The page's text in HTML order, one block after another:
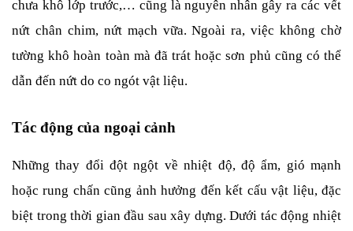
chưa khô lớp trước,… cũng là nguyên nhân gây ra các vết
nứt chân chim, nứt mạch vữa. Ngoài ra, việc không chờ
tường khô hoàn toàn mà đã trát hoặc sơn phủ cũng có thể
dẫn đến nứt do co ngót vật liệu.
Tác động của ngoại cảnh
Những thay đổi đột ngột về nhiệt độ, độ ẩm, gió mạnh
hoặc rung chấn cũng ảnh hưởng đến kết cấu vật liệu, đặc
biệt trong thời gian đầu sau xây dựng. Dưới tác động nhiệt